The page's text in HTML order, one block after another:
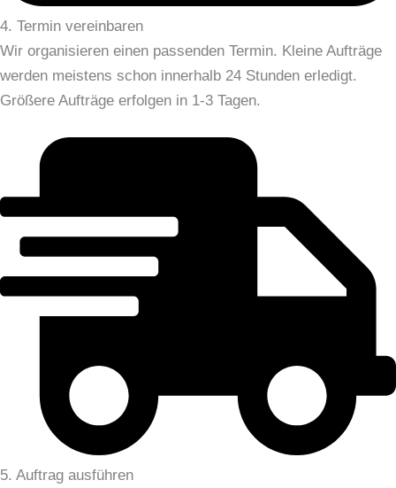
4. Termin vereinbaren
Wir organisieren einen passenden Termin. Kleine Aufträge
werden meistens schon innerhalb 24 Stunden erledigt.
Größere Aufträge erfolgen in 1-3 Tagen.
5. Auftrag ausführen